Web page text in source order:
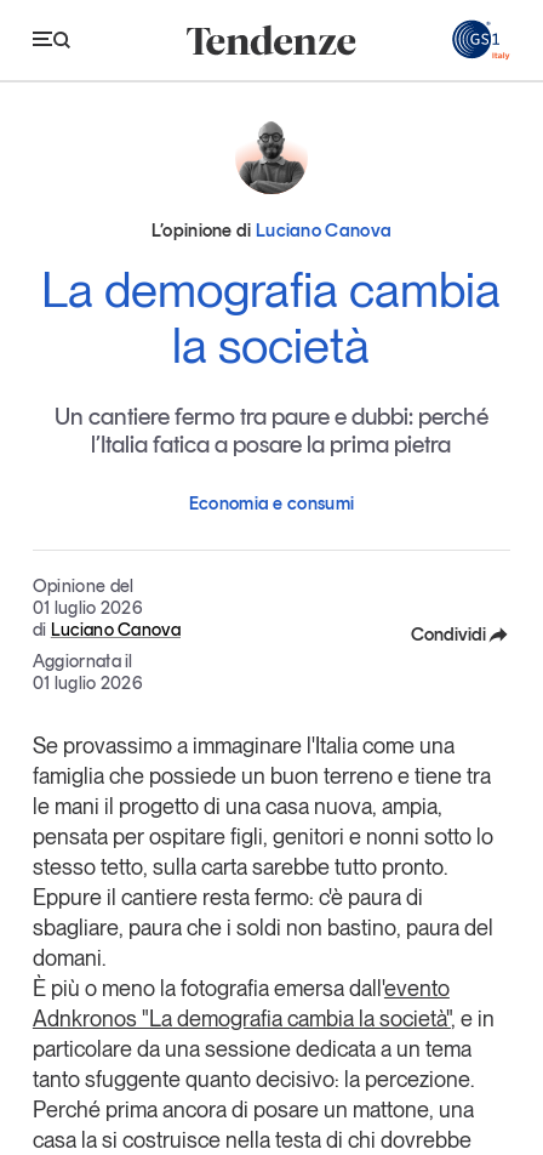
Tendenze
Economia e consumi
Innovazione
Retail e brand
Sostenibilità
Grandi temi
Opinioni
Dossier
Il Numero
Comunicati stampa
Video
Podcast
Eventi e formazione
Tutti gli appuntamenti
Chi siamo
Newsletter
Contatti
Tendenze Journal
La nostra newsletter nella tua email
L’opinione di Luciano Canova
La demografia cambia
la società
Un cantiere fermo tra paure e dubbi: perché
l’Italia fatica a posare la prima pietra
Economia e consumi
Opinione del
01 luglio 2026
di Luciano Canova
Aggiornata il
01 luglio 2026
Condividi
Linkedin
Copia Link
Se provassimo a immaginare l'Italia come una
famiglia che possiede un buon terreno e tiene tra
le mani il progetto di una casa nuova, ampia,
pensata per ospitare figli, genitori e nonni sotto lo
stesso tetto, sulla carta sarebbe tutto pronto.
Eppure il cantiere resta fermo: c'è paura di
sbagliare, paura che i soldi non bastino, paura del
domani.
È più o meno la fotografia emersa dall'evento
Adnkronos "La demografia cambia la società", e in
particolare da una sessione dedicata a un tema
tanto sfuggente quanto decisivo: la percezione.
Perché prima ancora di posare un mattone, una
casa la si costruisce nella testa di chi dovrebbe